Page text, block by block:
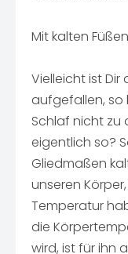
Mit kalten
Vielleicht ist
aufgefallen, so
Schlaf nicht zu
eigentlich so?
Gliedmaßen
unseren
Temperatur
die
wird, ist für ihn